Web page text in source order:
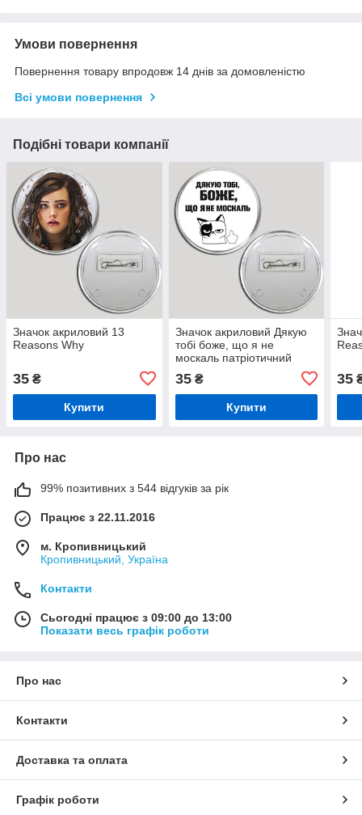
Умови повернення
Повернення товару впродовж 14 днів за домовленістю
Всі умови повернення
Подібні товари компанії
Значок акриловий 13
Reasons Why
35 ₴
Купити
Значок акриловий Дякую
тобі боже, що я не
москаль патріотичний
35₴
Купити
35
Про нас
99% позитивних з 544 відгуків за рік
Працює з 22.11.2016
м. Кропивницький
Кропивницький, Україна
Контакти
Сьогодні працює з 09:00 до 13:00
Показати весь графік роботи
Про нас
Контакти
Доставка та оплата
Графік роботи